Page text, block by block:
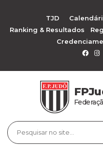
TJD
Ranking & Resultados